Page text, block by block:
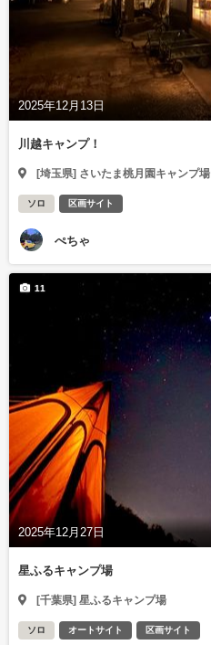
2025年12月13日
川越キャンプ！
[埼玉県] さいたま桃月園キャンプ場
ソロ 区画サイト
ぺちゃ
2025年12月27日
11
星ふるキャンプ場
[千葉県] 星ふるキャンプ場
ソロ オートサイト 区画サイト